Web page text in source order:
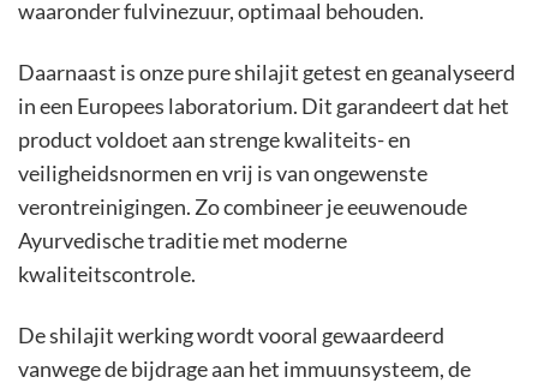
waaronder fulvinezuur, optimaal behouden.
Daarnaast is onze pure shilajit getest en geanalyseerd
in een Europees laboratorium. Dit garandeert dat het
product voldoet aan strenge kwaliteits- en
veiligheidsnormen en vrij is van ongewenste
verontreinigingen. Zo combineer je eeuwenoude
Ayurvedische traditie met moderne
kwaliteitscontrole.
De shilajit werking wordt vooral gewaardeerd
vanwege de bijdrage aan het immuunsysteem, de